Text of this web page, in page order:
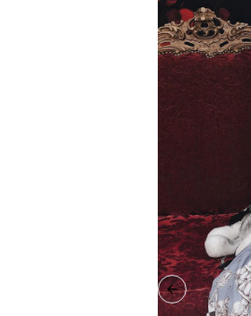
Previous slide